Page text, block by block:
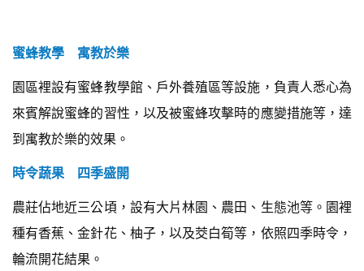
蜜蜂教學 寓教於樂
園區裡設有蜜蜂教學館、戶外養殖區等設施，負責人悉心為
來賓解說蜜蜂的習性，以及被蜜蜂攻擊時的應變措施等，達
到寓教於樂的效果。
時令蔬果 四季盛開
農莊佔地近三公頃，設有大片林園、農田、生態池等。園裡
種有香蕉、金針花、柚子，以及茭白筍等，依照四季時令，
輪流開花結果。